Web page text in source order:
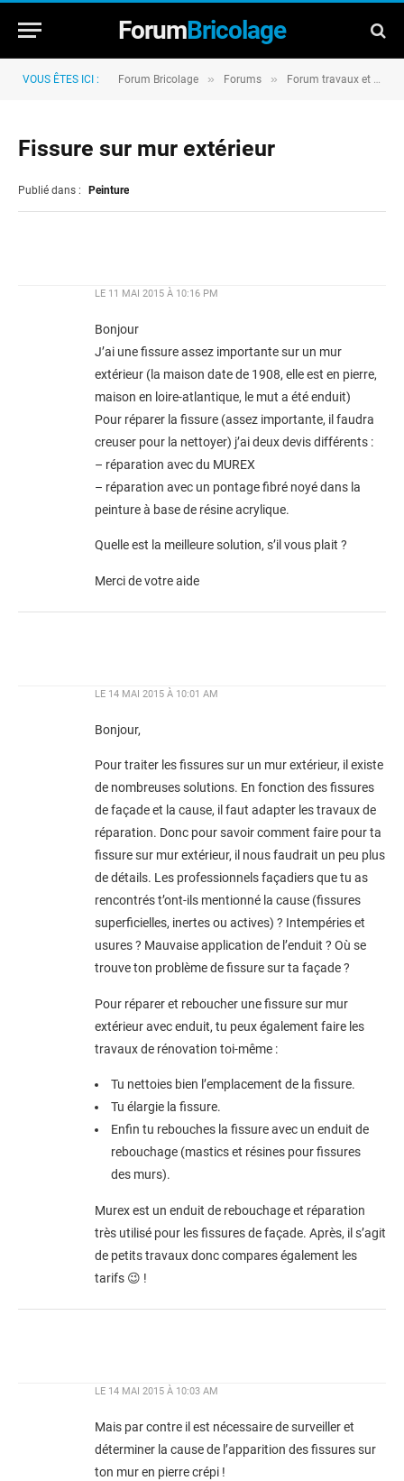
ForumBricolage
VOUS ÊTES ICI : Forum Bricolage » Forums » Forum travaux et rénovation
Fissure sur mur extérieur
Publié dans : Peinture
LE 11 MAI 2015 À 10:16 PM
Bonjour
J’ai une fissure assez importante sur un mur
extérieur (la maison date de 1908, elle est en pierre,
maison en loire-atlantique, le mut a été enduit)
Pour réparer la fissure (assez importante, il faudra
creuser pour la nettoyer) j’ai deux devis différents :
– réparation avec du MUREX
– réparation avec un pontage fibré noyé dans la
peinture à base de résine acrylique.
Quelle est la meilleure solution, s’il vous plait ?
Merci de votre aide
LE 14 MAI 2015 À 10:01 AM
Bonjour,
Pour traiter les fissures sur un mur extérieur, il existe
de nombreuses solutions. En fonction des fissures
de façade et la cause, il faut adapter les travaux de
réparation. Donc pour savoir comment faire pour ta
fissure sur mur extérieur, il nous faudrait un peu plus
de détails. Les professionnels façadiers que tu as
rencontrés t’ont-ils mentionné la cause (fissures
superficielles, inertes ou actives) ? Intempéries et
usures ? Mauvaise application de l’enduit ? Où se
trouve ton problème de fissure sur ta façade ?
Pour réparer et reboucher une fissure sur mur
extérieur avec enduit, tu peux également faire les
travaux de rénovation toi-même :
Tu nettoies bien l’emplacement de la fissure.
Tu élargie la fissure.
Enfin tu rebouches la fissure avec un enduit de
rebouchage (mastics et résines pour fissures
des murs).
Murex est un enduit de rebouchage et réparation
très utilisé pour les fissures de façade. Après, il s’agit
de petits travaux donc compares également les
tarifs 😉 !
LE 14 MAI 2015 À 10:03 AM
Mais par contre il est nécessaire de surveiller et
déterminer la cause de l’apparition des fissures sur
ton mur en pierre crépi !